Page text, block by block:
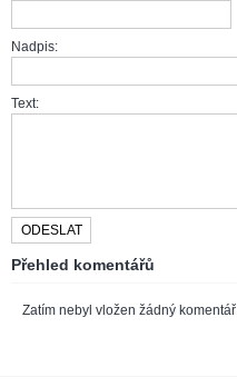
Nadpis:
Text:
Přehled komentářů
Zatím nebyl vložen žádný komentář